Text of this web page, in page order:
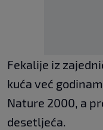
Fekalije iz
kuća već
Nature 2000, a
desetljeća.